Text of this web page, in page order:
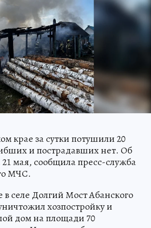
крае за сутки потушили 20
и пострадавших нет. Об
21 мая, сообщила пресс-служба
МЧС.
в селе Долгий Мост Абанского
хозпостройку и
дом на площади 70